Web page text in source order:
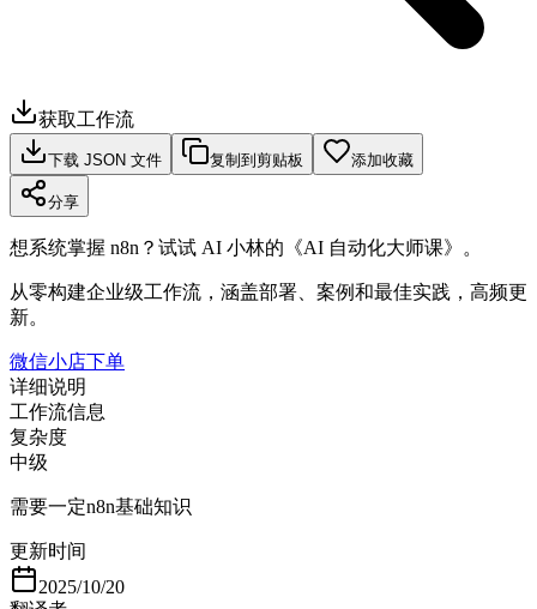
获取工作流
下载 JSON 文件 复制到剪贴板 添加收藏
分享
想系统掌握 n8n？试试 AI 小林的《AI 自动化大师课》。
从零构建企业级工作流，涵盖部署、案例和最佳实践，高频更
新。
微信小店下单
详细说明
工作流信息
复杂度
中级
需要一定n8n基础知识
更新时间
2025/10/20